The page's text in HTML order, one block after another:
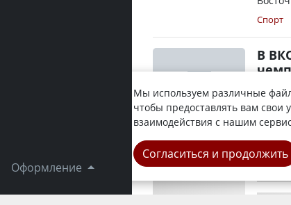
Оформление
Спорт
В
всех
Область
Мы используем различные
чтобы предоставлять вам свои
взаимодействия с нашим
Согласиться и продолжить